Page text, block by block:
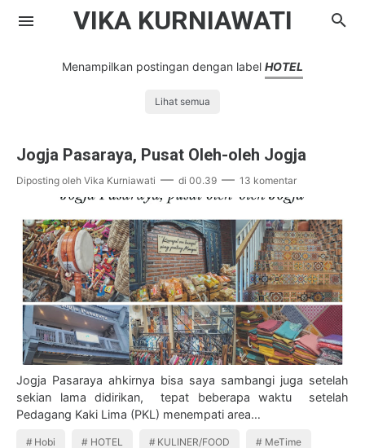
VIKA KURNIAWATI
Kompasiana
Ribut Rukun
Menampilkan postingan dengan label HOTEL
Lihat semua
Jogja Pasaraya, Pusat Oleh-oleh Jogja
Diposting oleh Vika Kurniawati di 00.39 13 komentar
Jogja Pasaraya ahkirnya bisa saya sambangi juga setelah
sekian lama didirikan, tepat beberapa waktu setelah
Pedagang Kaki Lima (PKL) menempati area…
Hobi HOTEL KULINER/FOOD MeTime